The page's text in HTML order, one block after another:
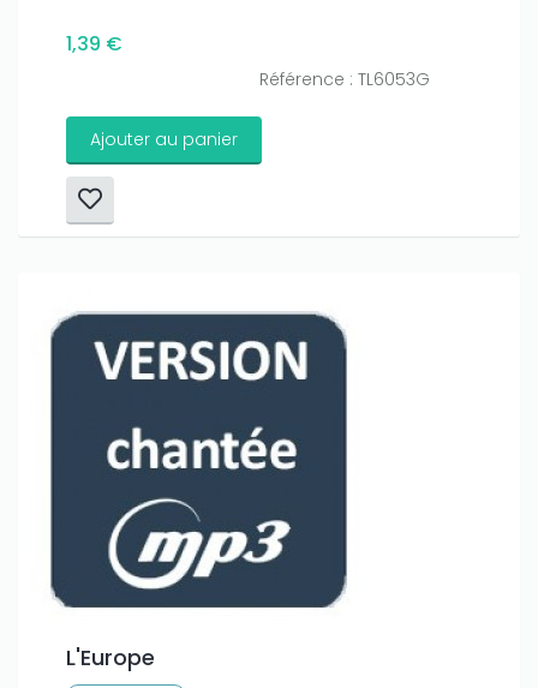
1,39 €
Référence : TL6053G
Ajouter au panier
L'Europe